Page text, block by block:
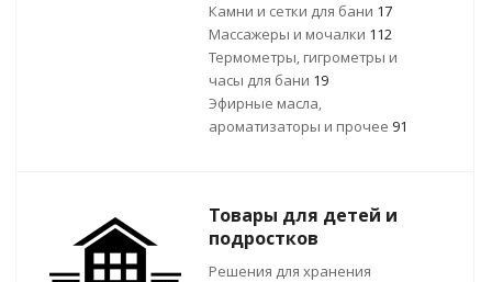
Камни и сетки для бани 17
Массажеры и мочалки 112
Термометры, гигрометры и
часы для бани 19
Эфирные масла,
ароматизаторы и прочее 91
Товары для детей и
подростков
Решения для хранения